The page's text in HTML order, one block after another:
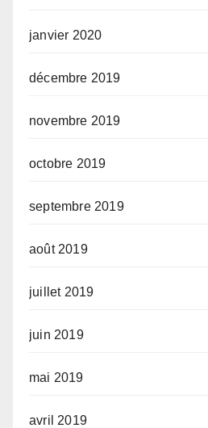
janvier 2020
décembre 2019
novembre 2019
octobre 2019
septembre 2019
août 2019
juillet 2019
juin 2019
mai 2019
avril 2019